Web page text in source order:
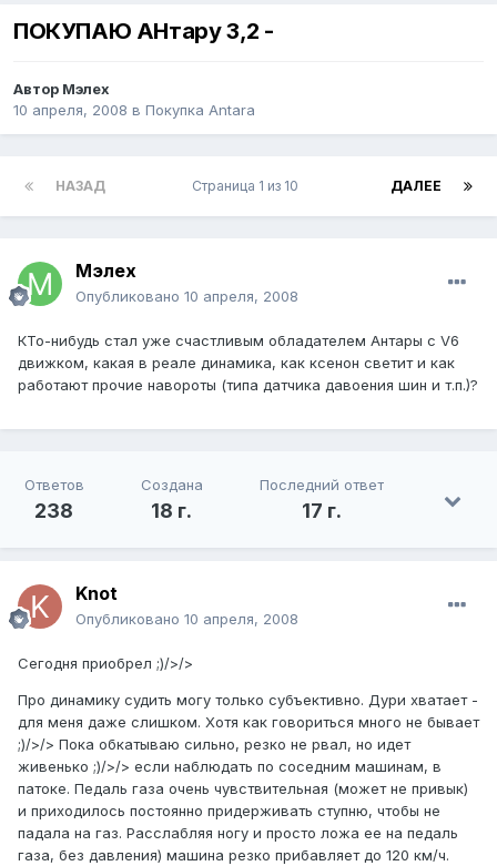
ПОКУПАЮ АНтару 3,2 -
Автор Мэлех
10 апреля, 2008 в Покупка Antara
НАЗАД ДАЛЕЕ
Страница 1 из 10
Мэлех
Опубликовано 10 апреля, 2008
КТо-нибудь стал уже счастливым обладателем Антары с V6
движком, какая в реале динамика, как ксенон светит и как
работают прочие навороты (типа датчика давоения шин и т.п.)?
Ответов
238
Создана
18 г.
Последний ответ
17 г.
Knot
Опубликовано 10 апреля, 2008
Сегодня приобрел ;)/>/>
Про динамику судить могу только субъективно. Дури хватает -
для меня даже слишком. Хотя как говориться много не бывает
;)/>/> Пока обкатываю сильно, резко не рвал, но идет
живенько ;)/>/> если наблюдать по соседним машинам, в
патоке. Педаль газа очень чувствительная (может не привык)
и приходилось постоянно придерживать ступню, чтобы не
падала на газ. Расслабляя ногу и просто ложа ее на педаль
газа, без давления) машина резко прибавляет до 120 км/ч.